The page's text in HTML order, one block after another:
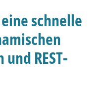
schnelle
REST-